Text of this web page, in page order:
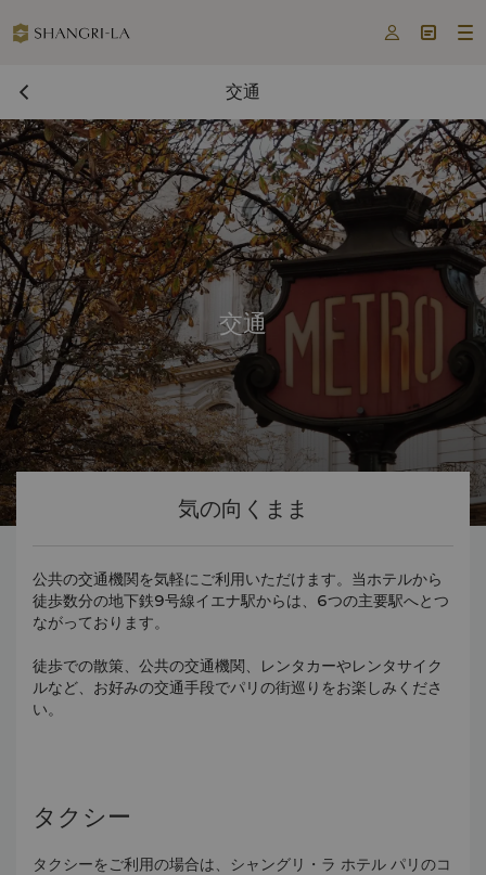
  
交通
交通
気の向くまま
公共の交通機関を気軽にご利用いただけます。当ホテルから
徒歩数分の地下鉄9号線イエナ駅からは、6つの主要駅へとつ
ながっております。
徒歩での散策、公共の交通機関、レンタカーやレンタサイク
ルなど、お好みの交通手段でパリの街巡りをお楽しみくださ
い。
タクシー
タクシーをご利用の場合は、シャングリ・ラ ホテル パリのコ